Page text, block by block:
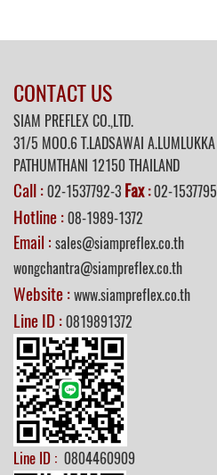
plastic cable drag chain
CONTACT US
SIAM PREFLEX CO.,LTD.
31/5 MOO.6 T.LADSAWAI A.LUMLUKKA
PATHUMTHANI 12150 THAILAND
Call :02-1537792-3 Fax:02-1537795
Hotline :08-1989-1372
Email : sales@siampreflex.co.th
wongchantra@siampreflex.co.th
Website :www.siampreflex.co.th
Line ID :0819891372
Line ID : 0804460909